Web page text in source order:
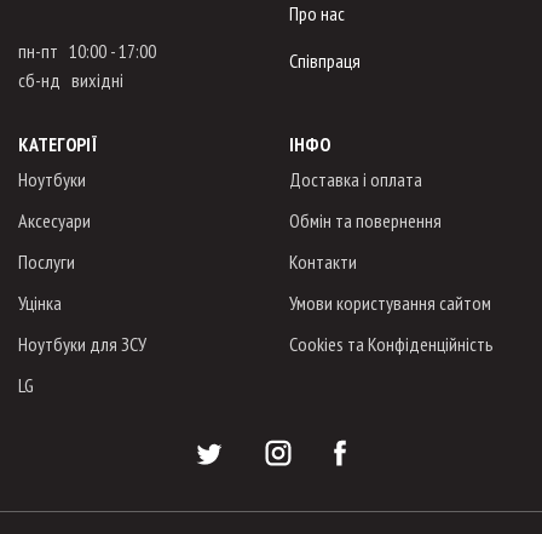
пн-пт 10:00 - 17:00
сб-нд вихідні
Про нас
Співпраця
КАТЕГОРІЇ
Ноутбуки
Аксесуари
Послуги
Уцінка
Ноутбуки для ЗСУ
LG
ІНФО
Доставка і оплата
Обмін та повернення
Контакти
Умови користування сайтом
Cookies та Конфіденційність